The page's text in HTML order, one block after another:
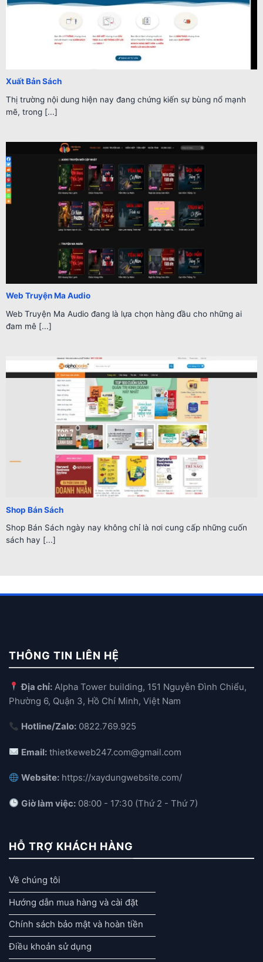
Xuất Bản Sách
Thị trường nội dung hiện nay đang chứng kiến sự bùng nổ mạnh
mẽ, trong [...]
Web Truyện Ma Audio
Web Truyện Ma Audio đang là lựa chọn hàng đầu cho những ai
đam mê [...]
Shop Bán Sách
Shop Bán Sách ngày nay không chỉ là nơi cung cấp những cuốn
sách hay [...]
THÔNG TIN LIÊN HỆ
Địa chỉ: Alpha Tower building, 151 Nguyễn Đình Chiểu,
Phường 6, Quận 3, Hồ Chí Minh, Việt Nam
Hotline/Zalo: 0822.769.925
Email: thietkeweb247.com@gmail.com
Website: https://xaydungwebsite.com/
Giờ làm việc: 08:00 - 17:30 (Thứ 2 - Thứ 7)
HỖ TRỢ KHÁCH HÀNG
Về chúng tôi
Hướng dẫn mua hàng và cài đặt
Chính sách bảo mật và hoàn tiền
Điều khoản sử dụng